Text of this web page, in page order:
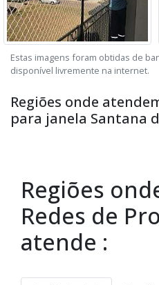
Estas imagens foram obtidas de
disponível livremente na internet.
Regiões onde
para janela Santana
Regiões
Redes de
atende :